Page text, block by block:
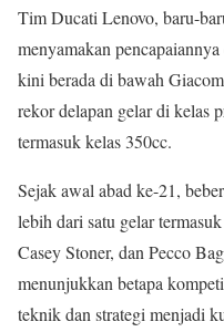
Tim Ducati Lenovo, baru-
menyamakan
kini berada di bawah
rekor delapan gelar di kelas
termasuk kelas 350cc.
Sejak awal abad ke-21,
lebih dari satu gelar
Casey Stoner, dan Pecco
menunjukkan betapa
teknik dan strategi menjadi